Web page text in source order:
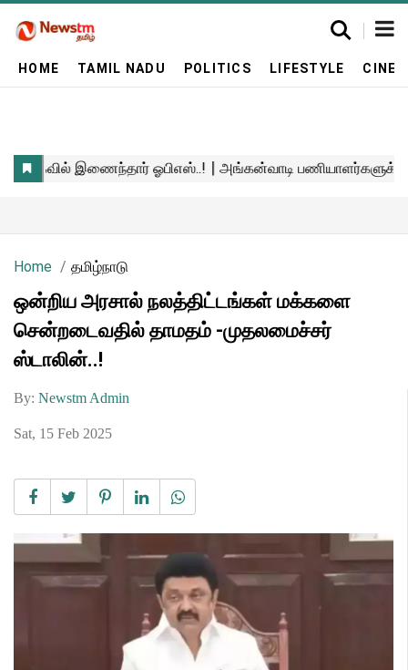
HOME TAMIL NADU POLITICS LIFESTYLE
Home தமிழ்நாடு
ஒன்றிய அரசால் நலத்திட்டங்கள் மக்களை
சென்றடைவதில் தாமதம் -முதலமைச்சர்
ஸ்டாலின்..!
By: Newstm Admin
Sat, 15 Feb 2025